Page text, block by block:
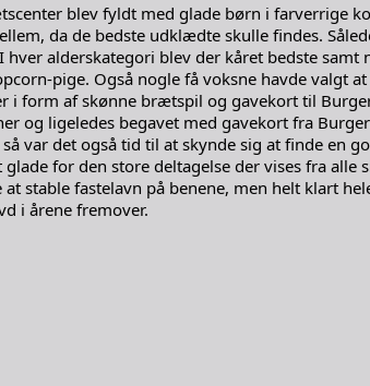
blev fyldt med glade børn i farverrige
da de bedste udklædte skulle findes.
hver alderskategori blev der kåret bedste samt
pige. Også nogle få voksne havde valgt
form af skønne brætspil og gavekort til
og ligeledes begavet med gavekort fra
var det også tid til at skynde sig at finde en
for den store deltagelse der vises fra alle
stable fastelavn på benene, men helt klart
i årene fremover.